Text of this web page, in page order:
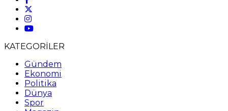
KATEGORİLER
Gündem
Ekonomi
Politika
Dünya
Spor